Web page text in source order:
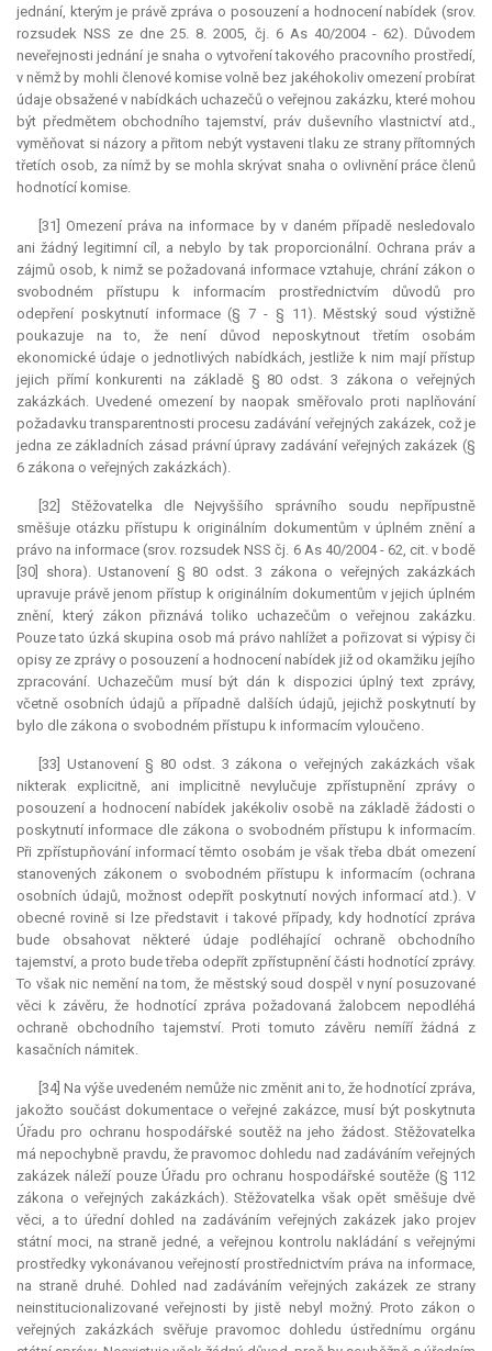
jednání, kterým je právě zpráva o posouzení a hodnocení nabídek (srov.
rozsudek NSS ze dne 25. 8. 2005, čj. 6 As 40/2004 - 62). Důvodem
neveřejnosti jednání je snaha o vytvoření takového pracovního prostředí,
v němž by mohli členové komise volně bez jakéhokoliv omezení probírat
údaje obsažené v nabídkách uchazečů o veřejnou zakázku, které mohou
být předmětem obchodního tajemství, práv duševního vlastnictví atd.,
vyměňovat si názory a přitom nebýt vystaveni tlaku ze strany přítomných
třetích osob, za nímž by se mohla skrývat snaha o ovlivnění práce členů
hodnotící komise.
[31] Omezení práva na informace by v daném případě nesledovalo
ani žádný legitimní cíl, a nebylo by tak proporcionální. Ochrana práv a
zájmů osob, k nimž se požadovaná informace vztahuje, chrání zákon o
svobodném přístupu k informacím prostřednictvím důvodů pro
odepření poskytnutí informace (§ 7 - § 11). Městský soud výstižně
poukazuje na to, že není důvod neposkytnout třetím osobám
ekonomické údaje o jednotlivých nabídkách, jestliže k nim mají přístup
jejich přímí konkurenti na základě § 80 odst. 3 zákona o veřejných
zakázkách. Uvedené omezení by naopak směřovalo proti naplňování
požadavku transparentnosti procesu zadávání veřejných zakázek, což je
jedna ze základních zásad právní úpravy zadávání veřejných zakázek (§
6 zákona o veřejných zakázkách).
[32] Stěžovatelka dle Nejvyššího správního soudu nepřípustně
směšuje otázku přístupu k originálním dokumentům v úplném znění a
právo na informace (srov. rozsudek NSS čj. 6 As 40/2004 - 62, cit. v bodě
[30] shora). Ustanovení § 80 odst. 3 zákona o veřejných zakázkách
upravuje právě jenom přístup k originálním dokumentům v jejich úplném
znění, který zákon přiznává toliko uchazečům o veřejnou zakázku.
Pouze tato úzká skupina osob má právo nahlížet a pořizovat si výpisy či
opisy ze zprávy o posouzení a hodnocení nabídek již od okamžiku jejího
zpracování. Uchazečům musí být dán k dispozici úplný text zprávy,
včetně osobních údajů a případně dalších údajů, jejichž poskytnutí by
bylo dle zákona o svobodném přístupu k informacím vyloučeno.
[33] Ustanovení § 80 odst. 3 zákona o veřejných zakázkách však
nikterak explicitně, ani implicitně nevylučuje zpřístupnění zprávy o
posouzení a hodnocení nabídek jakékoliv osobě na základě žádosti o
poskytnutí informace dle zákona o svobodném přístupu k informacím.
Při zpřístupňování informací těmto osobám je však třeba dbát omezení
stanovených zákonem o svobodném přístupu k informacím (ochrana
osobních údajů, možnost odepřít poskytnutí nových informací atd.). V
obecné rovině si lze představit i takové případy, kdy hodnotící zpráva
bude obsahovat některé údaje podléhající ochraně obchodního
tajemství, a proto bude třeba odepřít zpřístupnění části hodnotící zprávy.
To však nic nemění na tom, že městský soud dospěl v nyní posuzované
věci k závěru, že hodnotící zpráva požadovaná žalobcem nepodléhá
ochraně obchodního tajemství. Proti tomuto závěru nemíří žádná z
kasačních námitek.
[34] Na výše uvedeném nemůže nic změnit ani to, že hodnotící zpráva,
jakožto součást dokumentace o veřejné zakázce, musí být poskytnuta
Úřadu pro ochranu hospodářské soutěž na jeho žádost. Stěžovatelka
má nepochybně pravdu, že pravomoc dohledu nad zadáváním veřejných
zakázek náleží pouze Úřadu pro ochranu hospodářské soutěže (§ 112
zákona o veřejných zakázkách). Stěžovatelka však opět směšuje dvě
věci, a to úřední dohled na zadáváním veřejných zakázek jako projev
státní moci, na straně jedné, a veřejnou kontrolu nakládání s veřejnými
prostředky vykonávanou veřejností prostřednictvím práva na informace,
na straně druhé. Dohled nad zadáváním veřejných zakázek ze strany
neinstitucionalizované veřejnosti by jistě nebyl možný. Proto zákon o
veřejných zakázkách svěřuje pravomoc dohledu ústřednímu orgánu